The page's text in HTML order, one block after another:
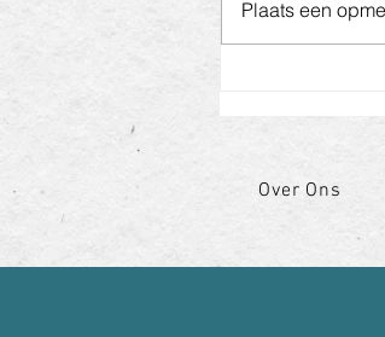
Plaats een
Over Ons